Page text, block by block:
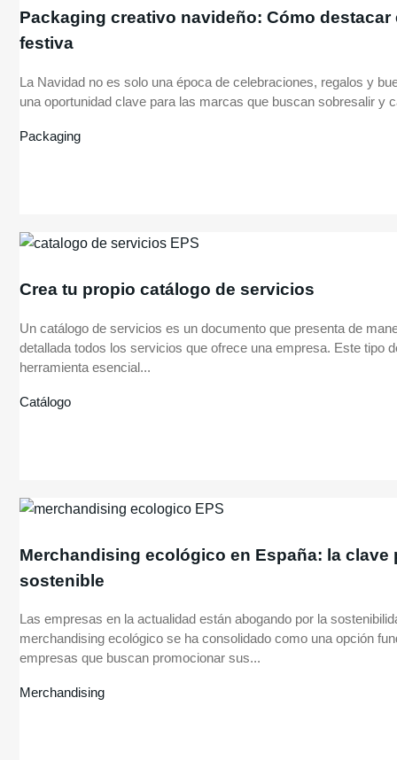
Packaging creativo navideño: Cómo destacar
festiva
La Navidad no es solo una época de celebraciones, regalos y
una oportunidad clave para las marcas que buscan sobresalir y
Packaging
Crea tu propio catálogo de servicios
Un catálogo de servicios es un documento que presenta de
detallada todos los servicios que ofrece una empresa. Este tipo
herramienta esencial...
Catálogo
Merchandising ecológico en España: la clave
sostenible
Las empresas en la actualidad están abogando por la
merchandising ecológico se ha consolidado como una opción
empresas que buscan promocionar sus...
Merchandising